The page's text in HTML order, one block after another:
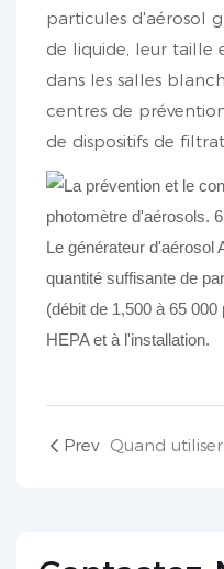
particules d'aérosol
de liquide, leur taille
dans les salles
centres de
de dispositifs de
Le générateur d'aérosol
quantité suffisante de
(débit de 1,500 à 65
HEPA et à l'installation.
Prev